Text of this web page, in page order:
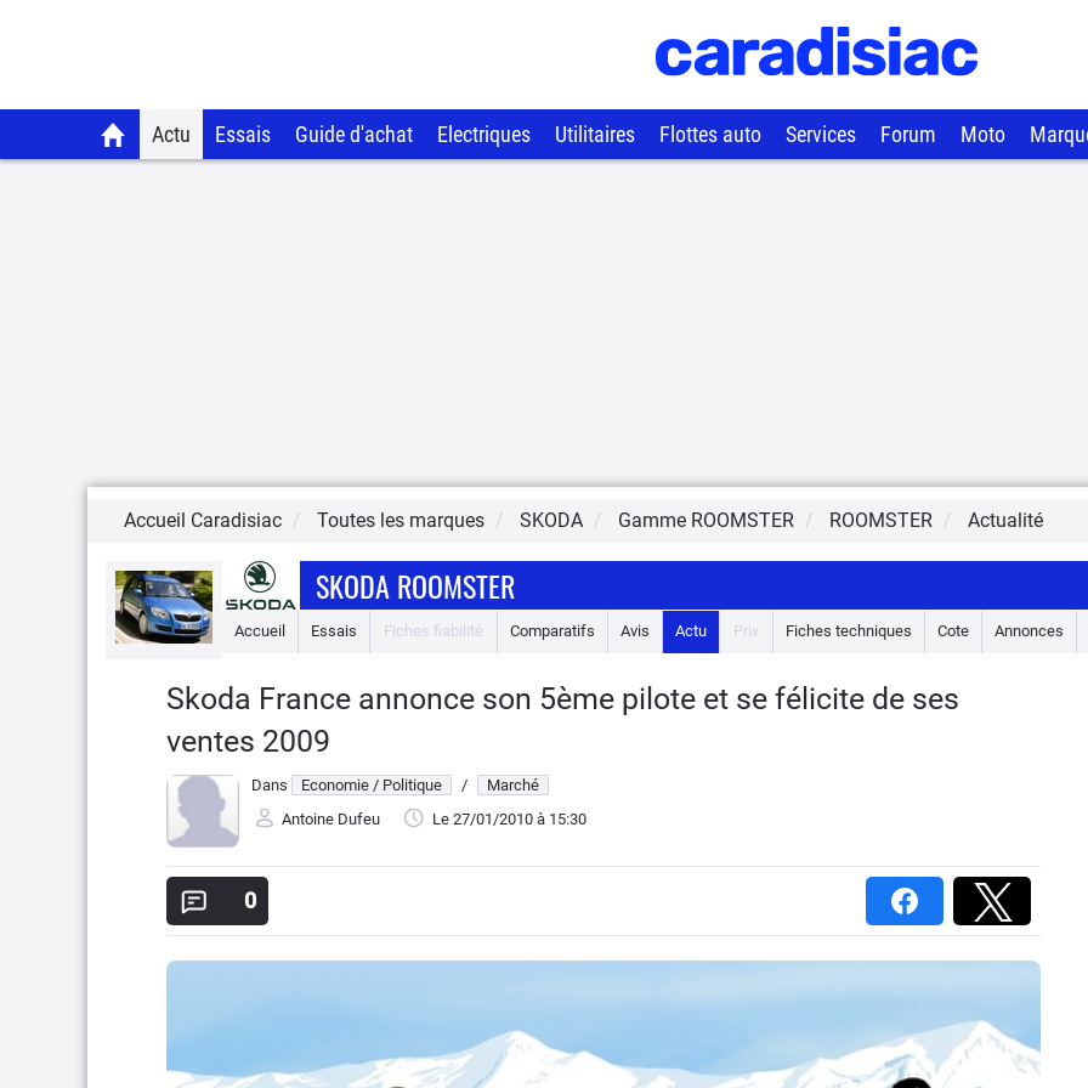
Actu Essais Guide d'achat Electriques Utilitaires Flottes auto Services Forum Moto
Accueil Caradisiac Toutes les marques SKODA Gamme ROOMSTER ROOMSTER Actualité
SKODA ROOMSTER
Accueil Essais Fiches fiabilité Comparatifs Avis Actu Prix Fiches techniques Cote Annonces
Skoda France annonce son 5ème pilote et se félicite de ses
ventes 2009
Dans Economie / Politique /
Marché
Antoine Dufeu
Le 27/01/2010 à 15:30
0